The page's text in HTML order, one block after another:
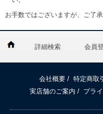
お手数ではございますが、ご了
詳細検索 会員
会社概要 / 特定商取
実店舗のご案内 / プラ